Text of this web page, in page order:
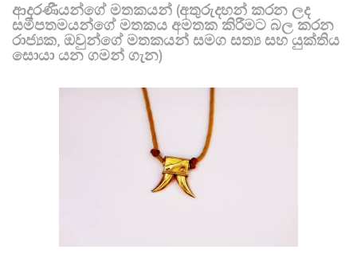
ආදරණීයන්ගේ මතකයන් (අතුරුදහන් කරන ලද
සමීපතමයන්ගේ මතකය අමතක කිරීමට බල කරන
රාජ්‍යක, ඔවුන්ගේ මතකයන් සමග සත්‍ය සහ යුක්තිය
සොයා යන ගමන් ගැන)